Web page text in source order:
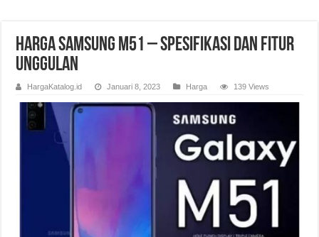
Harga Samsung M51 – Spesifikasi dan Fitur
Unggulan
HargaKatalog.id Januari 8, 2023 Harga 139 Views